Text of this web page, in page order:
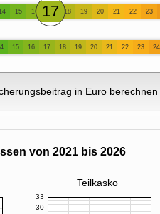
14 15 16 17 18 19 20 21 22 23
15 16 17 18 19 20 21 22 23 24
in Euro berechnen
von 2021 bis 2026
Teilkasko
30
33